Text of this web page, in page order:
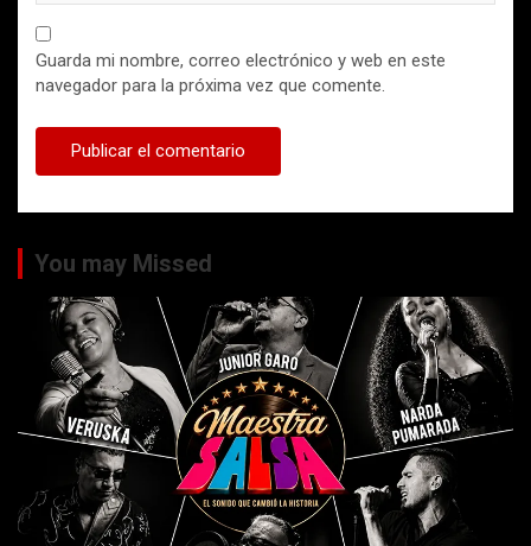
Guarda mi nombre, correo electrónico y web en este
navegador para la próxima vez que comente.
You may Missed